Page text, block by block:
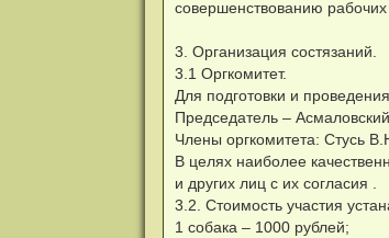
совершенствованию рабочих
3. Организация состязаний.
3.1 Оргкомитет.
Для подготовки и
Председатель –
Члены оргкомитета: Стусь
В целях наиболее
и других лиц с их согласия .
3.2. Стоимость участия
1 собака – 1000 рублей;